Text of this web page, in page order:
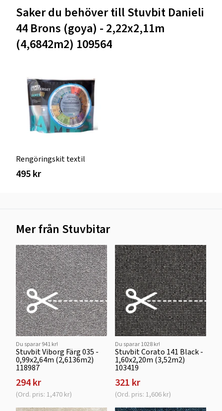
Saker du behöver till Stuvbit Danieli
44 Brons (goya) - 2,22x2,11m
(4,6842m2) 109564
Rengöringskit textil
495 kr
Mer från Stuvbitar
Du sparar 941 kr!
Stuvbit Viborg Färg 035 -
0,99x2,64m (2,6136m2)
118987
294 kr
(Ord. pris: 1,470 kr)
Du sparar 1028 kr!
Stuvbit Corato 141 Black -
1,60x2,20m (3,52m2)
103419
321 kr
(Ord. pris: 1,606 kr)